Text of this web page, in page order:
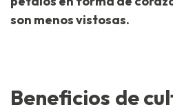
son menos vistosas.
Beneficios de